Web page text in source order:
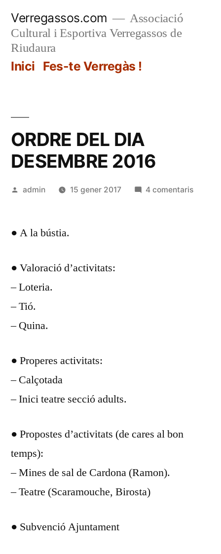
contingut
Verregassos.com
Associació
Cultural i Esportiva Verregassos de
Riudaura
Inici Fes-te Verregàs !
ORDRE DEL DIA
DESEMBRE 2016
Publicat
admin 15 gener 2017 4 comentarisa
● A la bústia.
● Valoració d’activitats:
– Loteria.
– Tió.
– Quina.
● Properes activitats:
– Calçotada
– Inici teatre secció adults.
● Propostes d’activitats (de cares al bon
temps):
– Mines de sal de Cardona (Ramon).
– Teatre (Scaramouche, Birosta)
● Subvenció Ajuntament